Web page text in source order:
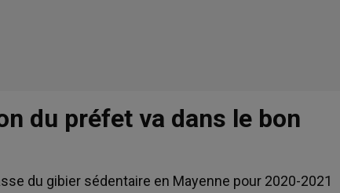
du préfet va dans le bon
du gibier sédentaire en Mayenne pour 2020-2021